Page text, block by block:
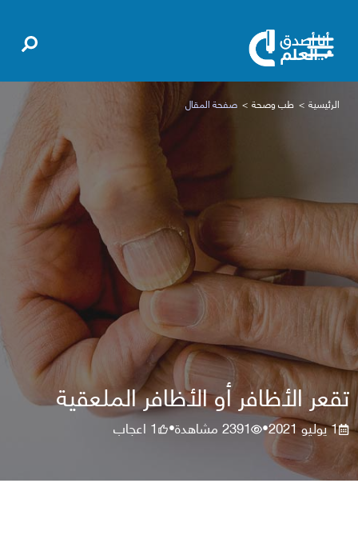
الرئيسية طب وصحة صفحة المقال
تقعر الأظافر أو الأظافر الملعقية
1 يوليو 2021 •
2391مشاهدة•
1 اعجاب